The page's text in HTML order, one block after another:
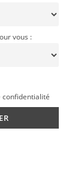
vous :
confidentialité